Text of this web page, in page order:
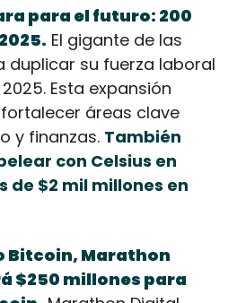
para el futuro: 200
El gigante de las
duplicar su fuerza laboral
Esta expansión
áreas clave
y finanzas. También
con Celsius en
de $2 mil millones en
Bitcoin, Marathon
$250 millones para